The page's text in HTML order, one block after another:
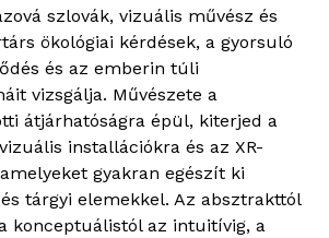
szlovák, vizuális művész és
ökológiai kérdések, a gyorsuló
és az emberin túli
vizsgálja. Művészete a
átjárhatóságra épül, kiterjed a
installációkra és az XR-
gyakran egészít ki
tárgyi elemekkel. Az absztrakttól
konceptuálistól az intuitívig, a